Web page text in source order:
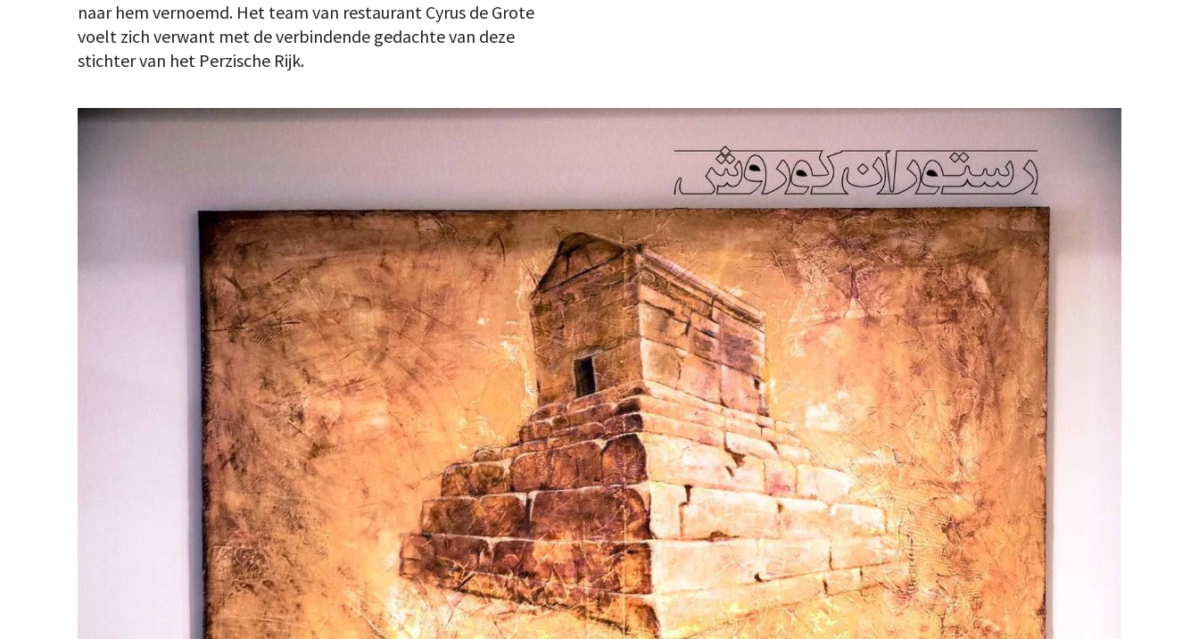
naar hem vernoemd. Het team van restaurant Cyrus de Grote
voelt zich verwant met de verbindende gedachte van deze
stichter van het Perzische Rijk.